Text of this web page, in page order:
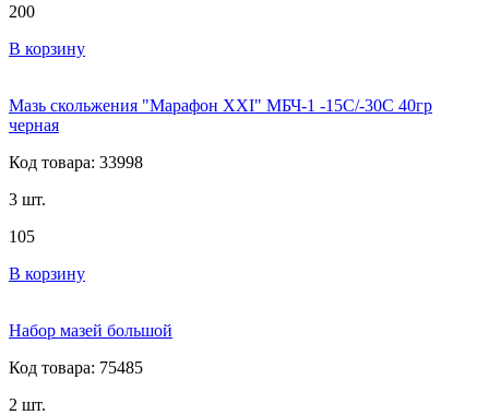
200
В корзину
Мазь скольжения "Марафон ХХI" МБЧ-1 -15С/-30С 40гр
черная
Код товара: 33998
3 шт.
105
В корзину
Набор мазей большой
Код товара: 75485
2 шт.